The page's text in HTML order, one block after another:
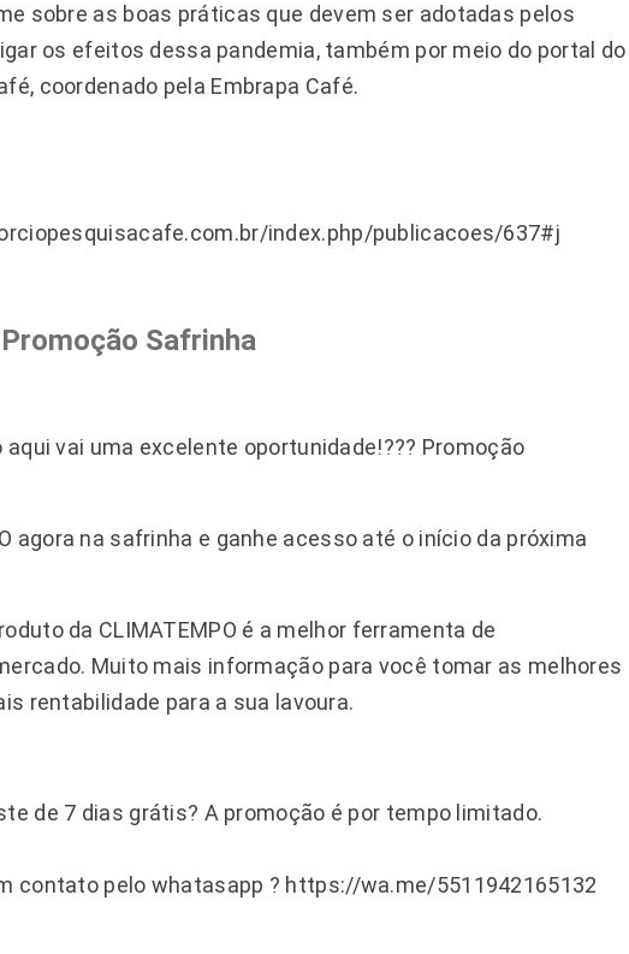
sobre as boas práticas que devem ser adotadas pelos
os efeitos dessa pandemia, também por meio do portal do
coordenado pela Embrapa Café.
index.php/publicacoes/637#j
Safrinha
aqui vai uma excelente oportunidade!??? Promoção
agora na safrinha e ganhe acesso até o início da próxima
da CLIMATEMPO é a melhor ferramenta de
Muito mais informação para você tomar as melhores
rentabilidade para a sua lavoura.
de 7 dias grátis? A promoção é por tempo limitado.
contato pelo whatasapp ? https://wa.me/5511942165132